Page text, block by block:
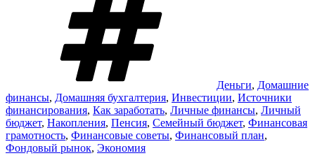
Деньги, Домашние
финансы, Домашняя бухгалтерия, Инвестиции, Источники
финансирования, Как заработать, Личные финансы, Личный
бюджет, Накопления, Пенсия, Семейный бюджет, Финансовая
грамотность, Финансовые советы, Финансовый план,
Фондовый рынок, Экономия